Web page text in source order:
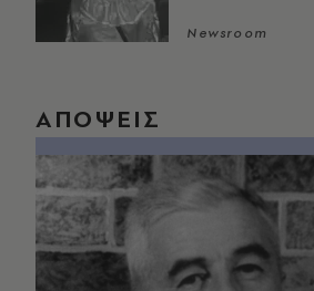
Newsroom
ΑΠΟΨΕΙΣ